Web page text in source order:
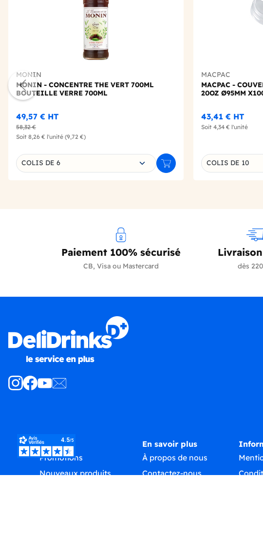
MONIN
MONIN - CONCENTRE THE VERT 700ML
BOUTEILLE VERRE 700ML
49,57 € HT
58,32 €
Soit 8,26 € l'unité (9,72 €)
Choisissez une déclinaison
COLIS DE 6 Ajouter au panier
MACPAC
MACPAC -
20OZ Ø95MM
43,41 € HT
Soit 4,34 € l'unité
Choisissez une
COLIS DE 10
Paiement 100% sécurisé
CB, Visa ou Mastercard dès
Produits
Promotions
Nouveaux produits
En savoir plus
À propos de nous
Contactez-nous